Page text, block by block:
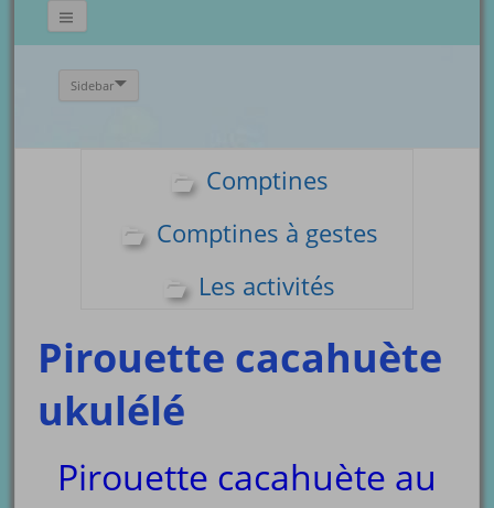
Sidebar
Comptines
Comptines à gestes
Les activités
Pirouette cacahuète
ukulélé
Pirouette cacahuète au